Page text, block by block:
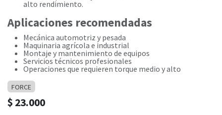
alto rendimiento.
Aplicaciones recomendadas
Mecánica automotriz y pesada
Maquinaria agrícola e industrial
Montaje y mantenimiento de equipos
Servicios técnicos profesionales
Operaciones que requieren torque medio y alto
FORCE
$ 23.000